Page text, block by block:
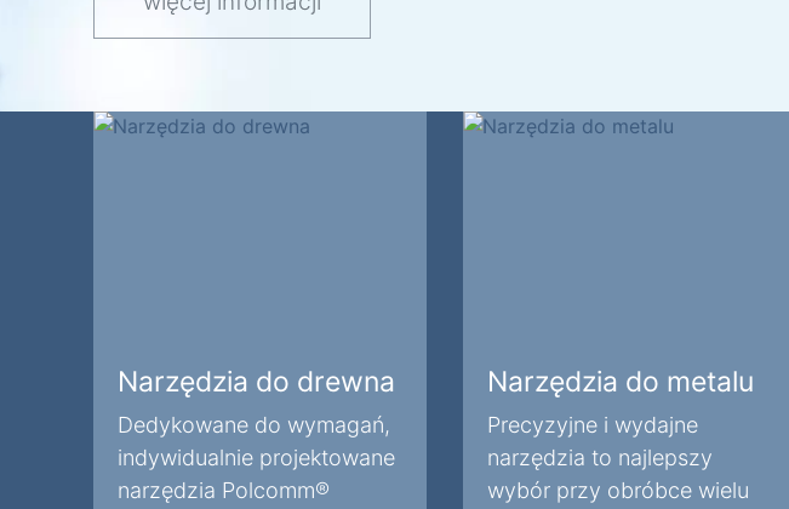
Narzędzia do drewna
Dedykowane do wymagań,
indywidualnie projektowane
narzędzia Polcomm®
Narzędzia do metalu
Precyzyjne i wydajne
narzędzia to najlepszy
wybór przy obróbce wielu